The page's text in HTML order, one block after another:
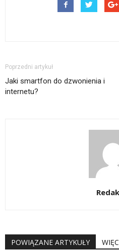
Poprzedni artykuł
Jaki smartfon do dzwonienia i
internetu?
POWIĄZANE ARTYKUŁY